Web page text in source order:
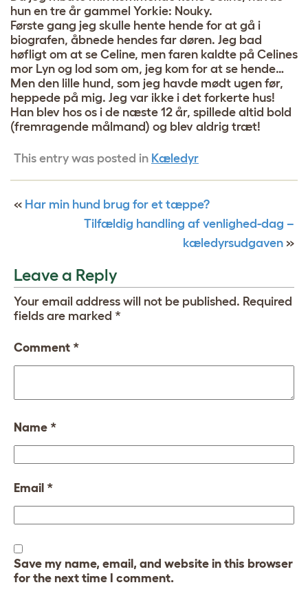
hun en tre år gammel Yorkie: Nouky.
Første gang jeg skulle hente hende for at gå i
biografen, åbnede hendes far døren. Jeg bad
høfligt om at se Celine, men faren kaldte på Celines
mor Lyn og lod som om, jeg kom for at se hende…
Men den lille hund, som jeg havde mødt ugen før,
heppede på mig. Jeg var ikke i det forkerte hus!
Han blev hos os i de næste 12 år, spillede altid bold
(fremragende målmand) og blev aldrig træt!
This entry was posted in Kæledyr
« Har min hund brug for et tæppe?
Tilfældig handling af venlighed-dag –
kæledyrsudgaven »
Leave a Reply
Your email address will not be published. Required
fields are marked *
Comment *
Name *
Email *
Save my name, email, and website in this browser
for the next time I comment.